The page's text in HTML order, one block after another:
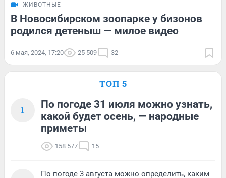
ЖИВОТНЫЕ
В Новосибирском зоопарке у бизонов
родился детеныш — милое видео
6 мая, 2024, 17:20 25 509 32
ТОП 5
1
По погоде 31 июля можно узнать,
какой будет осень, — народные
приметы
158 577 15
По погоде 3 августа можно определить, каким